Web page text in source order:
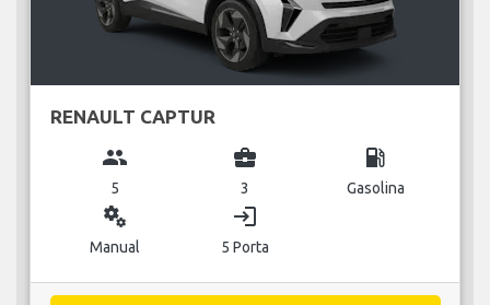
RENAULT CAPTUR
group
5
business_center
3
local_gas_station
Gasolina
miscellaneous_services
Manual
login
5 Porta